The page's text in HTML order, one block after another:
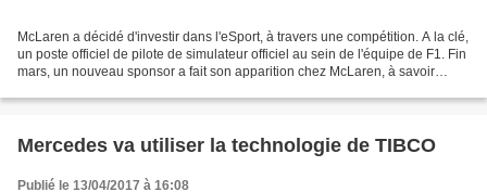
McLaren a décidé d'investir dans l'eSport, à travers une compétition. A la clé,
un poste officiel de pilote de simulateur officiel au sein de l'équipe de F1. Fin
mars, un nouveau sponsor a fait son apparition chez McLaren, à savoir
Mercedes va utiliser la technologie de TIBCO
Publié le 13/04/2017 à 16:08